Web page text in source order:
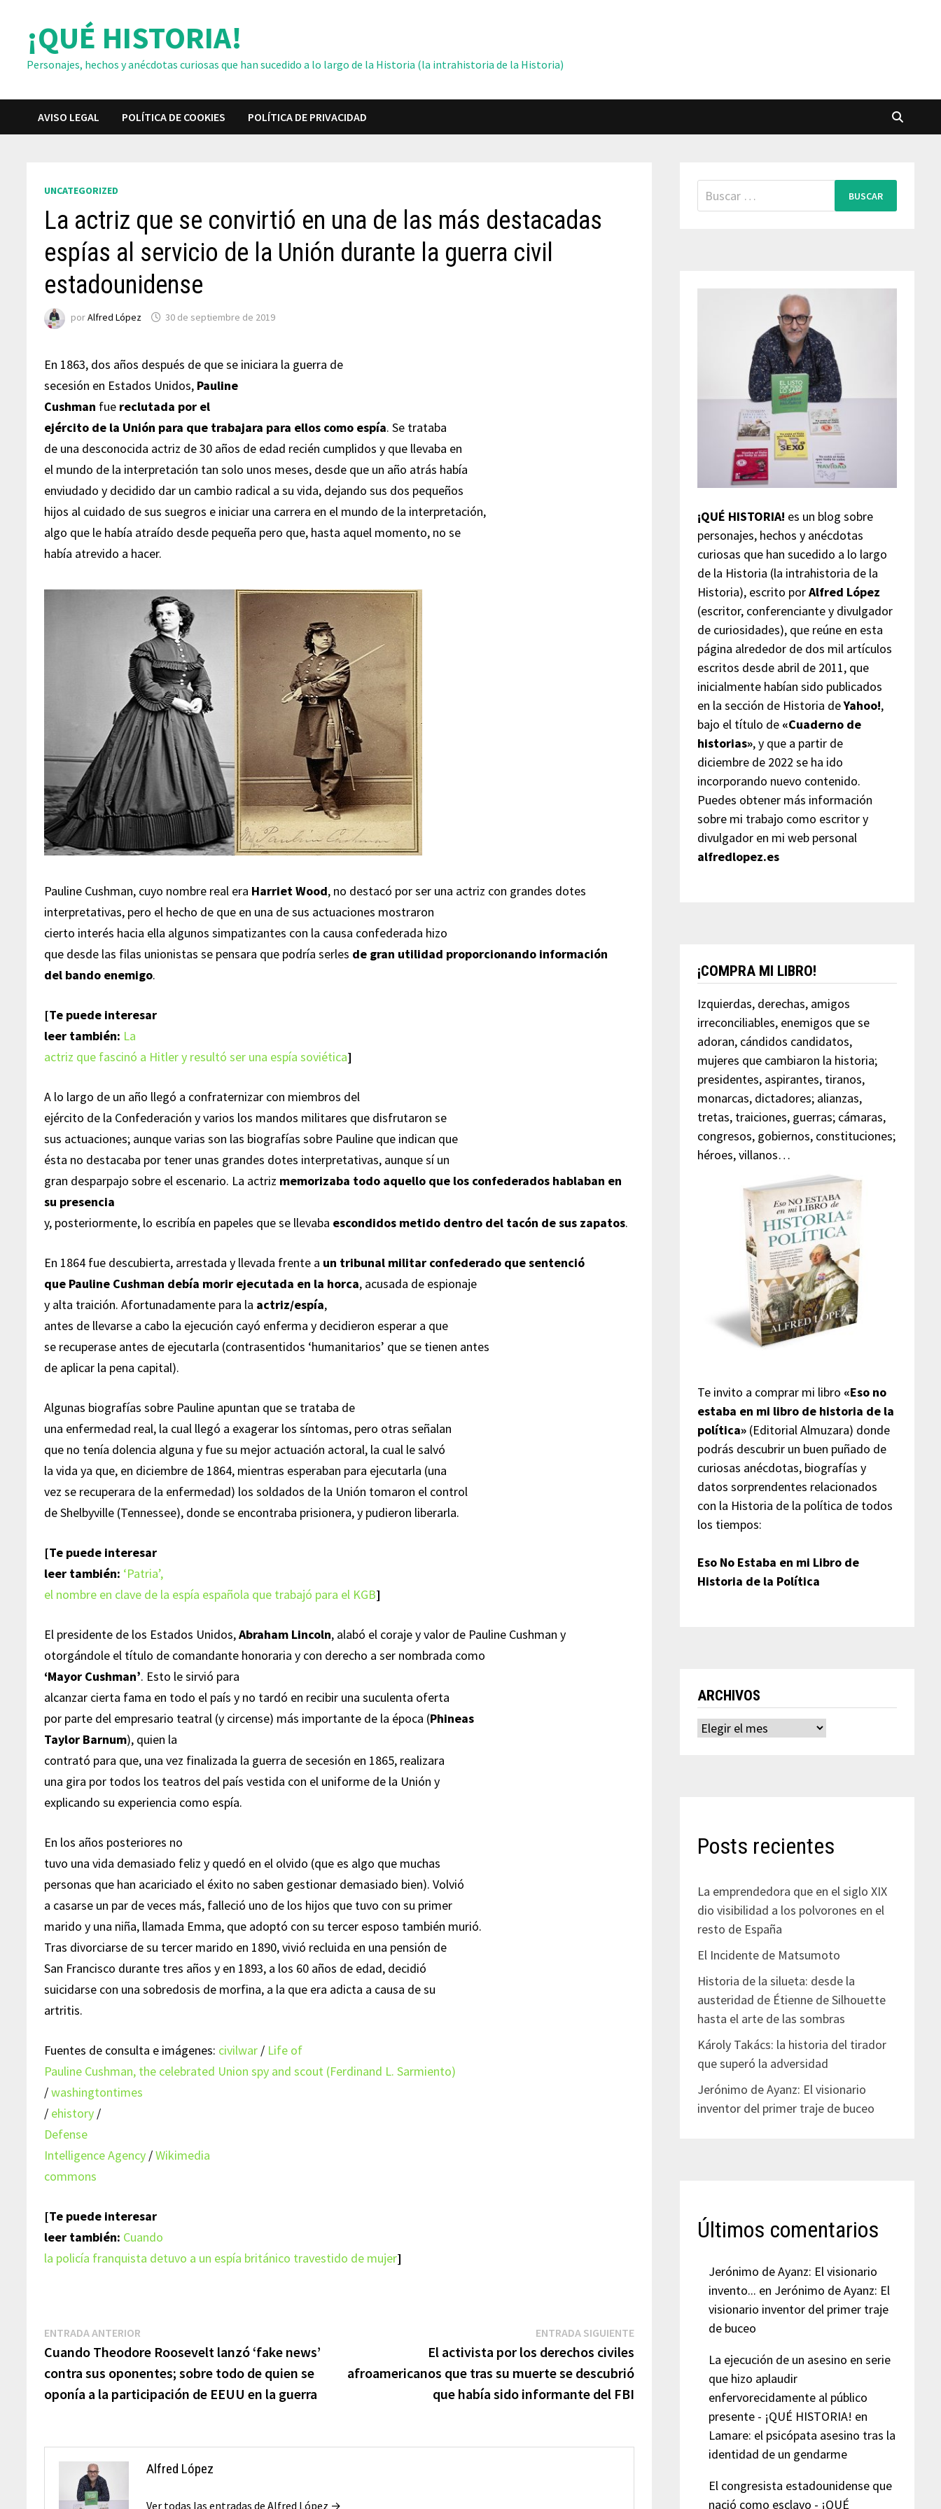
contenido¡QUÉ HISTORIA!
Personajes, hechos y anécdotas curiosas que han sucedido a lo largo de la Historia (la intrahistoria de la Historia)
AVISO LEGAL POLÍTICA DE COOKIES POLÍTICA DE PRIVACIDAD
UNCATEGORIZED
La actriz que se convirtió en una de las más destacadas
espías al servicio de la Unión durante la guerra civil
estadounidense
porAlfred López 30 de septiembre de 2019
En 1863, dos años después de que se iniciara la guerra de
secesión en Estados Unidos, Pauline
Cushman fue reclutada por el
ejército de la Unión para que trabajara para ellos como espía. Se trataba
de una desconocida actriz de 30 años de edad recién cumplidos y que llevaba en
el mundo de la interpretación tan solo unos meses, desde que un año atrás había
enviudado y decidido dar un cambio radical a su vida, dejando sus dos pequeños
hijos al cuidado de sus suegros e iniciar una carrera en el mundo de la interpretación,
algo que le había atraído desde pequeña pero que, hasta aquel momento, no se
había atrevido a hacer.
Pauline Cushman, cuyo nombre real era Harriet Wood, no destacó por ser una actriz con grandes dotes
interpretativas, pero el hecho de que en una de sus actuaciones mostraron
cierto interés hacia ella algunos simpatizantes con la causa confederada hizo
que desde las filas unionistas se pensara que podría serles de gran utilidad proporcionando información
del bando enemigo.
[Te puede interesar
leer también: La
actriz que fascinó a Hitler y resultó ser una espía soviética]
A lo largo de un año llegó a confraternizar con miembros del
ejército de la Confederación y varios los mandos militares que disfrutaron se
sus actuaciones; aunque varias son las biografías sobre Pauline que indican que
ésta no destacaba por tener unas grandes dotes interpretativas, aunque sí un
gran desparpajo sobre el escenario. La actriz memorizaba todo aquello que los confederados hablaban en
su presencia
y, posteriormente, lo escribía en papeles que se llevaba escondidos metido dentro del tacón de sus zapatos.
En 1864 fue descubierta, arrestada y llevada frente a un tribunal militar confederado que sentenció
que Pauline Cushman debía morir ejecutada en la horca, acusada de espionaje
y alta traición. Afortunadamente para la actriz/espía,
antes de llevarse a cabo la ejecución cayó enferma y decidieron esperar a que
se recuperase antes de ejecutarla (contrasentidos ‘humanitarios’ que se tienen antes
de aplicar la pena capital).
Algunas biografías sobre Pauline apuntan que se trataba de
una enfermedad real, la cual llegó a exagerar los síntomas, pero otras señalan
que no tenía dolencia alguna y fue su mejor actuación actoral, la cual le salvó
la vida ya que, en diciembre de 1864, mientras esperaban para ejecutarla (una
vez se recuperara de la enfermedad) los soldados de la Unión tomaron el control
de Shelbyville (Tennessee), donde se encontraba prisionera, y pudieron liberarla.
[Te puede interesar
leer también: ‘Patria’,
el nombre en clave de la espía española que trabajó para el KGB]
El presidente de los Estados Unidos,Abraham Lincoln, alabó el coraje y valor de Pauline Cushman y
otorgándole el título de comandante honoraria y con derecho a ser nombrada como
‘Mayor Cushman’. Esto le sirvió para
alcanzar cierta fama en todo el país y no tardó en recibir una suculenta oferta
por parte del empresario teatral (y circense) más importante de la época (Phineas
Taylor Barnum), quien la
contrató para que, una vez finalizada la guerra de secesión en 1865, realizara
una gira por todos los teatros del país vestida con el uniforme de la Unión y
explicando su experiencia como espía.
En los años posteriores no
tuvo una vida demasiado feliz y quedó en el olvido (que es algo que muchas
personas que han acariciado el éxito no saben gestionar demasiado bien). Volvió
a casarse un par de veces más, falleció uno de los hijos que tuvo con su primer
marido y una niña, llamada Emma, que adoptó con su tercer esposo también murió.
Tras divorciarse de su tercer marido en 1890, vivió recluida en una pensión de
San Francisco durante tres años y en 1893, a los 60 años de edad, decidió
suicidarse con una sobredosis de morfina, a la que era adicta a causa de su
artritis.
Fuentes de consulta e imágenes: civilwar / Life of
Pauline Cushman, the celebrated Union spy and scout (Ferdinand L. Sarmiento)
/washingtontimes
/ ehistory /
Defense
Intelligence Agency /Wikimedia
commons
[Te puede interesar
leer también: Cuando
la policía franquista detuvo a un espía británico travestido de mujer]
Navegación
de
entradas
ENTRADA ANTERIOR
anterior:
Cuando Theodore Roosevelt lanzó ‘fake news’
contra sus oponentes; sobre todo de quien se
oponía a la participación de EEUU en la guerra
ENTRADA SIGUIENTEEntrada
siguiente:
El activista por los derechos civiles
afroamericanos que tras su muerte se descubrió
que había sido informante del FBI
Alfred López
Ver todas las entradas de Alfred López →
Buscar:
¡QUÉ HISTORIA! es un blog sobre
personajes, hechos y anécdotas
curiosas que han sucedido a lo largo
de la Historia (la intrahistoria de la
Historia), escrito porAlfred López
(escritor, conferenciante y divulgador
de curiosidades), que reúne en esta
página alrededor de dos mil artículos
escritos desde abril de 2011, que
inicialmente habían sido publicados
en la sección de Historia deYahoo!,
bajo el título de «Cuaderno de
historias», y que a partir de
diciembre de 2022 se ha ido
incorporando nuevo contenido.
Puedes obtener más información
sobre mi trabajo como escritor y
divulgador en mi web personal
alfredlopez.es
¡COMPRA MI LIBRO!
Izquierdas, derechas, amigos
irreconciliables, enemigos que se
adoran, cándidos candidatos,
mujeres que cambiaron la historia;
presidentes, aspirantes, tiranos,
monarcas, dictadores; alianzas,
tretas, traiciones, guerras; cámaras,
congresos, gobiernos, constituciones;
héroes, villanos…
Te invito a comprar mi libro «Eso no
estaba en mi libro de historia de la
política»(Editorial Almuzara) donde
podrás descubrir un buen puñado de
curiosas anécdotas, biografías y
datos sorprendentes relacionados
con la Historia de la política de todos
los tiempos:
Eso No Estaba en mi Libro de
Historia de la Política
ARCHIVOS
Archivos
Posts recientes
La emprendedora que en el siglo XIX
dio visibilidad a los polvorones en el
resto de España
El Incidente de Matsumoto
Historia de la silueta: desde la
austeridad de Étienne de Silhouette
hasta el arte de las sombras
Károly Takács: la historia del tirador
que superó la adversidad
Jerónimo de Ayanz: El visionario
inventor del primer traje de buceo
Últimos comentarios
Jerónimo de Ayanz: El visionario
invento... en Jerónimo de Ayanz: El
visionario inventor del primer traje
de buceo
La ejecución de un asesino en serie
que hizo aplaudir
enfervorecidamente al público
presente - ¡QUÉ HISTORIA! en
Lamare: el psicópata asesino tras la
identidad de un gendarme
El congresista estadounidense que
nació como esclavo - ¡QUÉ